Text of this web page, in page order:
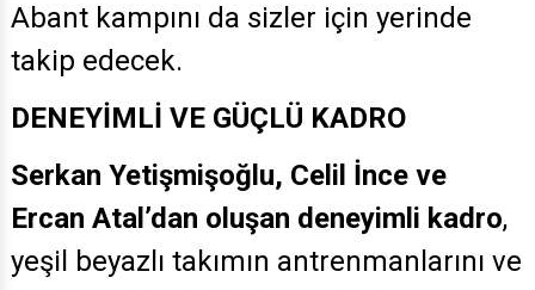
Abant kampını da sizler için yerinde
takip edecek.
DENEYİMLİ VE GÜÇLÜ KADRO
Serkan Yetişmişoğlu, Celil İnce ve
Ercan Atal’dan oluşan deneyimli kadro,
yeşil beyazlı takımın antrenmanlarını ve